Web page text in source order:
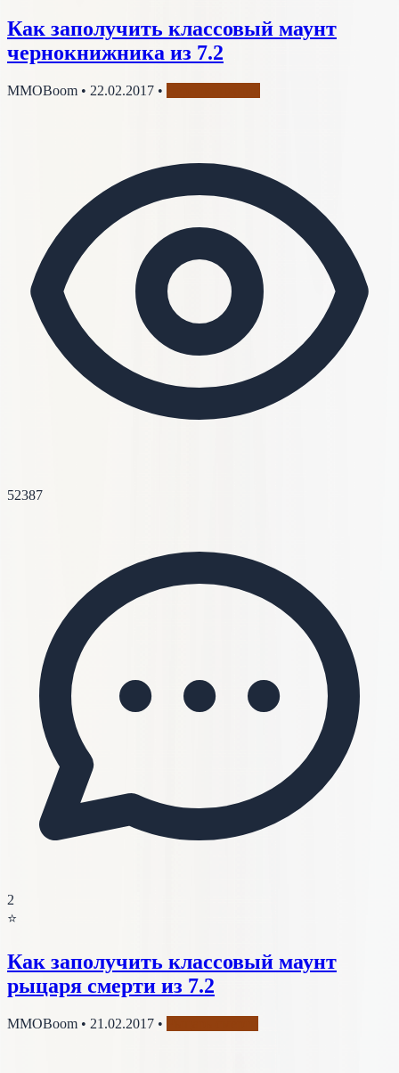
Как заполучить классовый маунт
чернокнижника из 7.2
MMOBoom • 22.02.2017 •
52387
2
⭐
Как заполучить классовый маунт
рыцаря смерти из 7.2
MMOBoom • 21.02.2017 •